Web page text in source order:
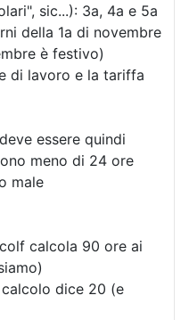
sic...): 3a, 4a e 5a
della 1a di novembre
è festivo)
di lavoro e la tariffa
essere quindi
meno di 24 ore
male
calcola 90 ore ai
dice 20 (e